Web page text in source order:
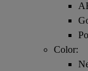
Color: